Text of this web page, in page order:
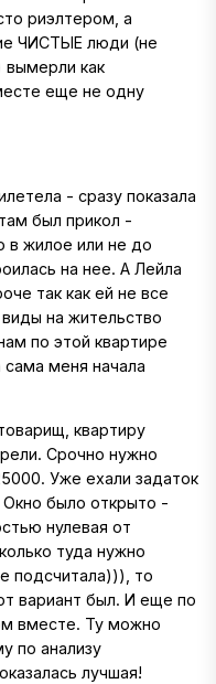
риэлтером, а
ЧИСТЫЕ люди (не
вымерли как
еще не одну
- сразу показала
был прикол -
жилое или не до
на нее. А Лейла
так как ей не все
на жительство
по этой квартире
меня начала
квартиру
Срочно нужно
Уже ехали задаток
Окно было открыто -
нулевая от
туда нужно
подсчитала))), то
вариант был. И еще по
вместе. Ту можно
по анализу
лучшая!